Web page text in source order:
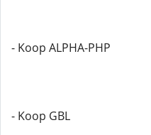
- Koop ALPHA-PHP
- Koop GBL